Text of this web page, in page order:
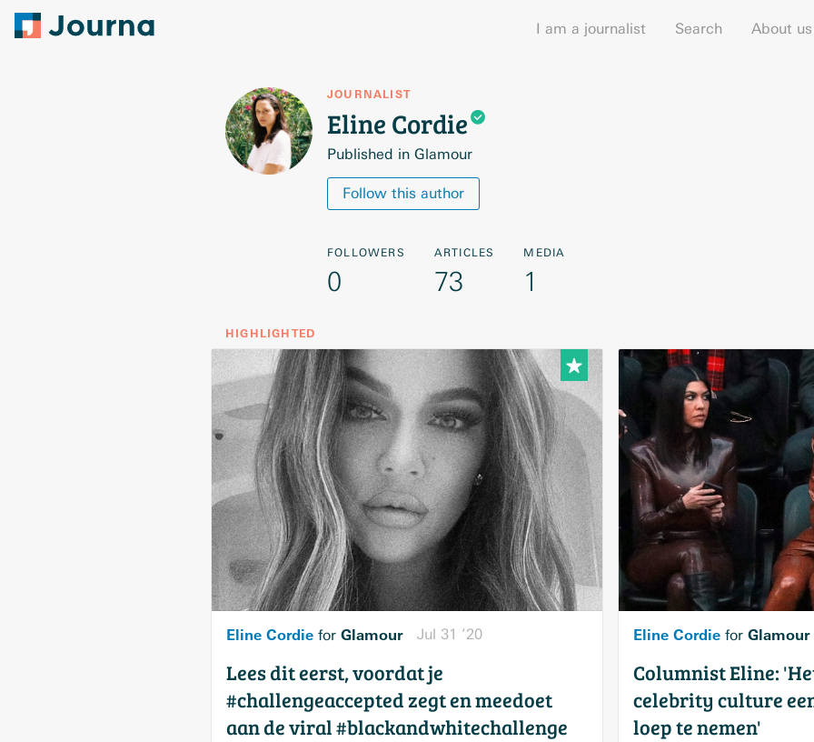
I am a journalist Search About us
JOURNALIST
Eline Cordie
Published in Glamour
Follow this author
FOLLOWERS
0
ARTICLES
73
MEDIA
1
HIGHLIGHTED
Eline Cordie for Glamour Jul 31 ’20
Lees dit eerst, voordat je
#challengeaccepted zegt en meedoet
aan de viral #blackandwhitechallenge
Eline Cordie for Glamour
Columnist Eline:
celebrity culture
loep te nemen'